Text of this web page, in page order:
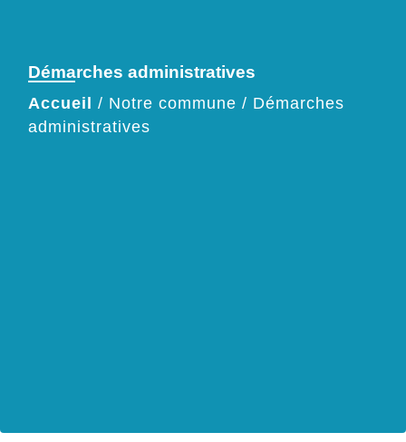
Démarches administratives
Accueil / Notre commune / Démarches
administratives